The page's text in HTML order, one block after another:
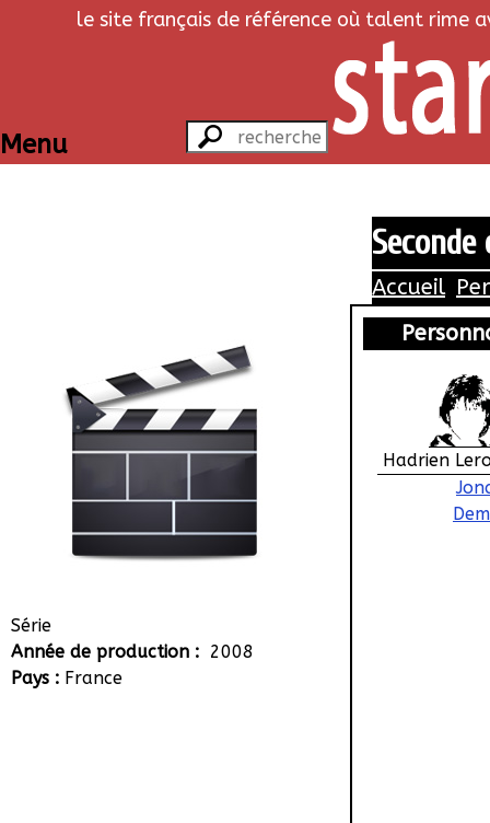
le site français de référence où talent rime
Menu
Série
Année de production : 2008
Pays : France
Seconde
Accueil
Hadrien